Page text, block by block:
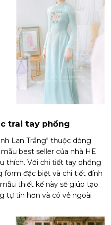
trai tay phồng
Lan Trắng" thuộc dòng
best seller của nhà HE
thích. Với chi tiết tay phồng
form đặc biệt và chi tiết đính
thiết kế này sẽ giúp tạo
tự tin hơn và có vẻ ngoài